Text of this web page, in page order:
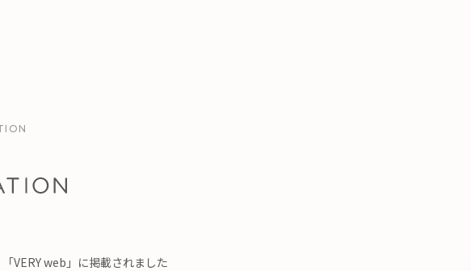
「VERY web」に掲載されました